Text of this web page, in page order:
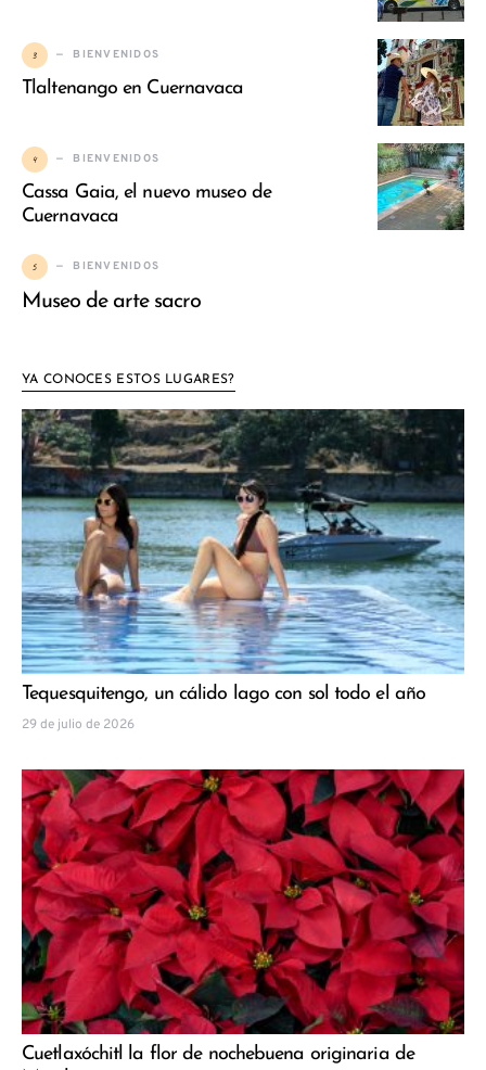
3 BIENVENIDOS
Tlaltenango en Cuernavaca
4 BIENVENIDOS
Cassa Gaia, el nuevo museo de
Cuernavaca
5 BIENVENIDOS
Museo de arte sacro
YA CONOCES ESTOS LUGARES?
Tequesquitengo, un cálido lago con sol todo el año
29 de julio de 2026
Cuetlaxóchitl la flor de nochebuena originaria de